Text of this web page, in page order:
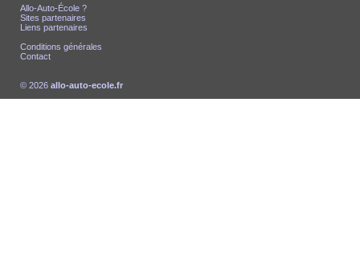
Allo-Auto-École ?
Sites partenaires
Liens partenaires
Conditions générales
Contact
© 2026 allo-auto-ecole.fr